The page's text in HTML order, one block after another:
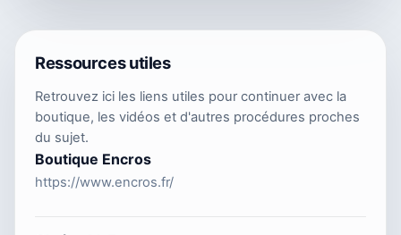
Ressources utiles
Retrouvez ici les liens utiles pour continuer avec la
boutique, les vidéos et d'autres procédures proches
du sujet.
Boutique Encros
https://www.encros.fr/